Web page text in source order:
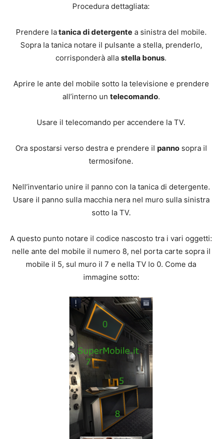
Procedura dettagliata:
Prendere latanica di detergentea sinistra del mobile.
Sopra la tanica notare il pulsante a stella, prenderlo,
corrisponderà alla stella bonus.
Aprire le ante del mobile sotto la televisione e prendere
all’interno un telecomando.
Usare il telecomando per accendere la TV.
Ora spostarsi verso destra e prendere il pannosopra il
termosifone.
Nell’inventario unire il panno con la tanica di detergente.
Usare il panno sulla macchia nera nel muro sulla sinistra
sotto la TV.
A questo punto notare il codice nascosto tra i vari oggetti:
nelle ante del mobile il numero 8, nel porta carte sopra il
mobile il 5, sul muro il 7 e nella TV lo 0. Come da
immagine sotto: